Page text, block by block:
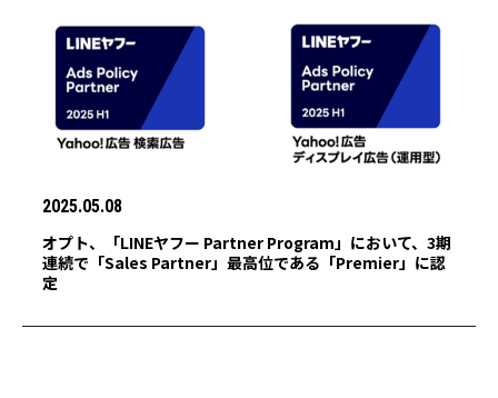
2025.05.08
オプト、「LINEヤフー Partner Program」において、3期
連続で「Sales Partner」最高位である「Premier」に認
定